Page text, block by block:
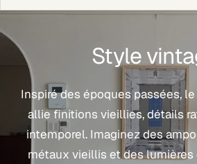
Style
Inspiré des époques passées,
allie finitions vieillies, détails
intemporel. Imaginez des
métaux vieillis et des